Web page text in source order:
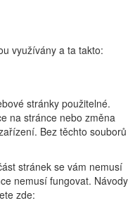
využívány a ta takto:
stránky použitelné.
na stránce nebo změna
Bez těchto souborů
stránek se vám nemusí
nemusí fungovat. Návody
zde: